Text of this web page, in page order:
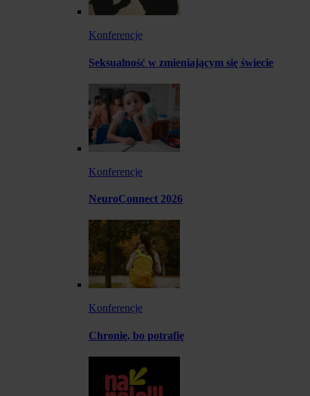
Konferencje
Seksualność w zmieniającym się świecie
Konferencje
NeuroConnect 2026
Konferencje
Chronię, bo potrafię